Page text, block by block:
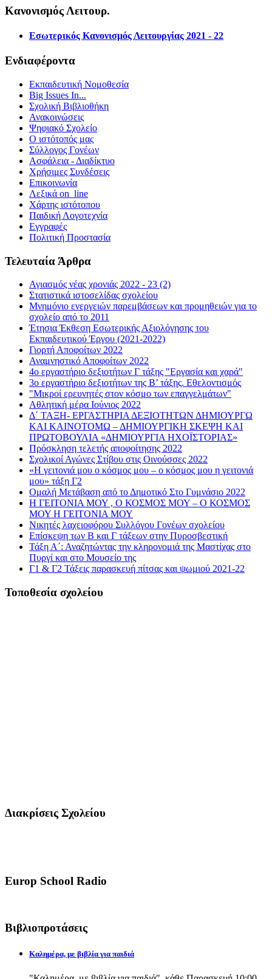
Κανονισμός Λειτουρ.
Εσωτερικός Κανονισμός Λειτουργίας 2021 - 22
Ενδιαφέροντα
Εκπαιδευτική Νομοθεσία
Big Issues In...
Σχολική Βιβλιοθήκη
Ανακοινώσεις
Ψηφιακό Σχολείο
Ο ιστότοπός μας
Σύλλογος Γονέων
Ασφάλεια - Διαδίκτυο
Χρήσιμες Συνδέσεις
Επικοινωνία
Λεξικά on_line
Χάρτης ιστότοπου
Παιδική Λογοτεχνία
Εγγραφές
Πολιτική Προστασία
Τελευταία Άρθρα
Αγιασμός νέας χρονιάς 2022 - 23 (2)
Στατιστικά ιστοσελίδας σχολείου
Μνημόνιο ενεργειών παρεμβάσεων και προμηθειών για το
σχολείο από το 2011
Έτησια Έκθεση Εσωτερικής Αξιολόγησης του
Εκπαιδευτικού Έργου (2021-2022)
Γιορτή Αποφοίτων 2022
Αναμνηστικό Αποφοίτων 2022
4ο εργαστήριο δεξιοτήτων Γ τάξης "Εργασία και χαρά"
3ο εργαστήριο δεξιοτήτων της Β’ τάξης. Εθελοντισμός
"Μικροί ερευνητές στον κόσμο των επαγγελμάτων"
Αθλητική μέρα Ιούνιος 2022
Δ΄ ΤΑΞΗ- ΕΡΓΑΣΤΗΡΙΑ ΔΕΞΙΟΤΗΤΩΝ ΔΗΜΙΟΥΡΓΩ
ΚΑΙ ΚΑΙΝΟΤΟΜΩ – ΔΗΜΙΟΥΡΓΙΚΗ ΣΚΕΨΗ ΚΑΙ
ΠΡΩΤΟΒΟΥΛΙΑ «ΔΗΜΙΟΥΡΓΙΑ ΗΧΟΪΣΤΟΡΙΑΣ»
Πρόσκληση τελετής αποφοίτησης 2022
Σχολικοί Αγώνες Στίβου στις Οινούσσες 2022
«Η γειτονιά μου ο κόσμος μου – ο κόσμος μου η γειτονιά
μου» τάξη Γ2
Ομαλή Μετάβαση από το Δημοτικό Στο Γυμνάσιο 2022
Η ΓΕΙΤΟΝΙΑ ΜΟΥ , Ο ΚΟΣΜΟΣ ΜΟΥ – Ο ΚΟΣΜΟΣ
ΜΟΥ Η ΓΕΙΤΟΝΙΑ ΜΟΥ
Νικητές λαχειοφόρου Συλλόγου Γονέων σχολείου
Επίσκεψη των Β και Γ τάξεων στην Πυροσβεστική
Τάξη Α΄: Αναζητώντας την κληρονομιά της Μαστίχας στο
Πυργί και στο Μουσείο της
Γ1 & Γ2 Τάξεις παρασκευή πίτσας και ψωμιού 2021-22
Τοποθεσία σχολείου
Διακρίσεις Σχολείου
Europ School Radio
Βιβλιοπροτάσεις
Καλημέρα, με βιβλία για παιδιά